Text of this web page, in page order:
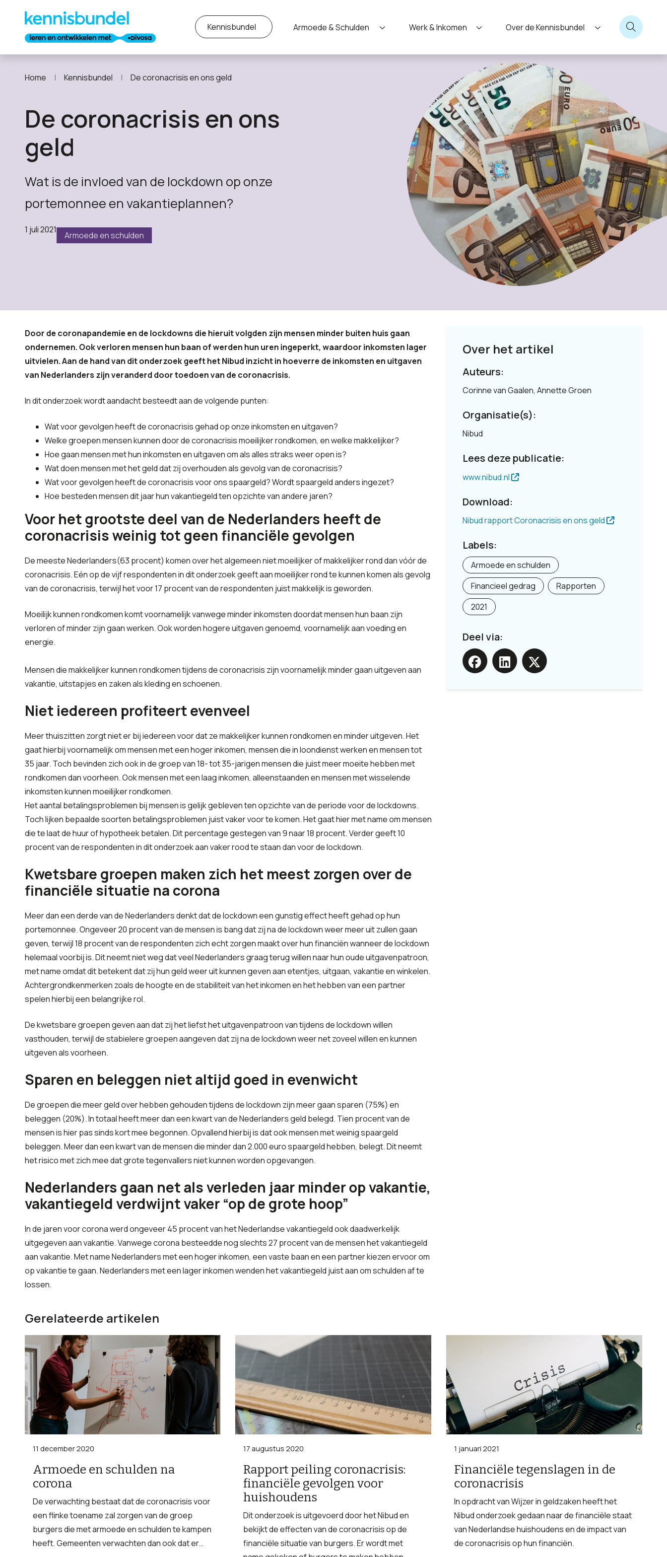
Kennisbundel Armoede & Schulden Werk & Inkomen Over de Kennisbundel
Home Kennisbundel De coronacrisis en ons geld
De coronacrisis en ons
geld
Wat is de invloed van de lockdown op onze
portemonnee en vakantieplannen?
1 juli 2021
Armoede en schulden
Door de coronapandemie en de lockdowns die hieruit volgden zijn mensen minder buiten huis gaan
ondernemen. Ook verloren mensen hun baan of werden hun uren ingeperkt, waardoor inkomsten lager
uitvielen. Aan de hand van dit onderzoek geeft het Nibud inzicht in hoeverre de inkomsten en uitgaven
van Nederlanders zijn veranderd door toedoen van de coronacrisis.
In dit onderzoek wordt aandacht besteedt aan de volgende punten:
Wat voor gevolgen heeft de coronacrisis gehad op onze inkomsten en uitgaven?
Welke groepen mensen kunnen door de coronacrisis moeilijker rondkomen, en welke makkelijker?
Hoe gaan mensen met hun inkomsten en uitgaven om als alles straks weer open is?
Wat doen mensen met het geld dat zij overhouden als gevolg van de coronacrisis?
Wat voor gevolgen heeft de coronacrisis voor ons spaargeld? Wordt spaargeld anders ingezet?
Hoe besteden mensen dit jaar hun vakantiegeld ten opzichte van andere jaren?
Voor het grootste deel van de Nederlanders heeft de
coronacrisis weinig tot geen financiële gevolgen
De meeste Nederlanders(63 procent) komen over het algemeen niet moeilijker of makkelijker rond dan vóór de
coronacrisis. Eén op de vijf respondenten in dit onderzoek geeft aan moeilijker rond te kunnen komen als gevolg
van de coronacrisis, terwijl het voor 17 procent van de respondenten juist makkelijk is geworden.
Moeilijk kunnen rondkomen komt voornamelijk vanwege minder inkomsten doordat mensen hun baan zijn
verloren of minder zijn gaan werken. Ook worden hogere uitgaven genoemd, voornamelijk aan voeding en
energie.
Mensen die makkelijker kunnen rondkomen tijdens de coronacrisis zijn voornamelijk minder gaan uitgeven aan
vakantie, uitstapjes en zaken als kleding en schoenen.
Niet iedereen profiteert evenveel
Meer thuiszitten zorgt niet er bij iedereen voor dat ze makkelijker kunnen rondkomen en minder uitgeven. Het
gaat hierbij voornamelijk om mensen met een hoger inkomen, mensen die in loondienst werken en mensen tot
35 jaar. Toch bevinden zich ook in de groep van 18- tot 35-jarigen mensen die juist meer moeite hebben met
rondkomen dan voorheen. Ook mensen met een laag inkomen, alleenstaanden en mensen met wisselende
inkomsten kunnen moeilijker rondkomen.
Het aantal betalingsproblemen bij mensen is gelijk gebleven ten opzichte van de periode voor de lockdowns.
Toch lijken bepaalde soorten betalingsproblemen juist vaker voor te komen. Het gaat hier met name om mensen
die te laat de huur of hypotheek betalen. Dit percentage gestegen van 9 naar 18 procent. Verder geeft 10
procent van de respondenten in dit onderzoek aan vaker rood te staan dan voor de lockdown.
Kwetsbare groepen maken zich het meest zorgen over de
financiële situatie na corona
Meer dan een derde van de Nederlanders denkt dat de lockdown een gunstig effect heeft gehad op hun
portemonnee. Ongeveer 20 procent van de mensen is bang dat zij na de lockdown weer meer uit zullen gaan
geven, terwijl 18 procent van de respondenten zich echt zorgen maakt over hun financiën wanneer de lockdown
helemaal voorbij is. Dit neemt niet weg dat veel Nederlanders graag terug willen naar hun oude uitgavenpatroon,
met name omdat dit betekent dat zij hun geld weer uit kunnen geven aan etentjes, uitgaan, vakantie en winkelen.
Achtergrondkenmerken zoals de hoogte en de stabiliteit van het inkomen en het hebben van een partner
spelen hierbij een belangrijke rol.
De kwetsbare groepen geven aan dat zij het liefst het uitgavenpatroon van tijdens de lockdown willen
vasthouden, terwijl de stabielere groepen aangeven dat zij na de lockdown weer net zoveel willen en kunnen
uitgeven als voorheen.
Sparen en beleggen niet altijd goed in evenwicht
De groepen die meer geld over hebben gehouden tijdens de lockdown zijn meer gaan sparen (75%) en
beleggen (20%). In totaal heeft meer dan een kwart van de Nederlanders geld belegd. Tien procent van de
mensen is hier pas sinds kort mee begonnen. Opvallend hierbij is dat ook mensen met weinig spaargeld
beleggen. Meer dan een kwart van de mensen die minder dan 2.000 euro spaargeld hebben, belegt. Dit neemt
het risico met zich mee dat grote tegenvallers niet kunnen worden opgevangen.
Nederlanders gaan net als verleden jaar minder op vakantie,
vakantiegeld verdwijnt vaker “op de grote hoop”
In de jaren voor corona werd ongeveer 45 procent van het Nederlandse vakantiegeld ook daadwerkelijk
uitgegeven aan vakantie. Vanwege corona besteedde nog slechts 27 procent van de mensen het vakantiegeld
aan vakantie. Met name Nederlanders met een hoger inkomen, een vaste baan en een partner kiezen ervoor om
op vakantie te gaan. Nederlanders met een lager inkomen wenden het vakantiegeld juist aan om schulden af te
lossen.
Over het artikel
Auteurs:
Corinne van Gaalen, Annette Groen
Organisatie(s):
Nibud
Lees deze publicatie:
www.nibud.nl
Download:
Nibud rapport Coronacrisis en ons geld
Labels:
Armoede en schulden
Financieel gedrag
Rapporten
2021
Deel via:
Gerelateerde artikelen
Armoede en schulden na
corona
11 december 2020
De verwachting bestaat dat de coronacrisis voor
een flinke toename zal zorgen van de groep
burgers die met armoede en schulden te kampen
heeft. Gemeenten verwachten dan ook dat er…
Rapport peiling coronacrisis:
financiële gevolgen voor
huishoudens
17 augustus 2020
Dit onderzoek is uitgevoerd door het Nibud en
bekijkt de effecten van de coronacrisis op de
financiële situatie van burgers. Er wordt met
Financiële tegenslagen in de
coronacrisis
1 januari 2021
In opdracht van Wijzer in geldzaken heeft het
Nibud onderzoek gedaan naar de financiële staat
van Nederlandse huishoudens en de impact van
de coronacrisis op hun financiën.